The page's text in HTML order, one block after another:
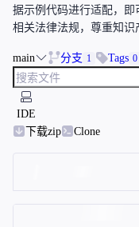
据示例代码进行适配，
相关法律法规，尊重知识
main 分支 1 Tags 0
IDE
下载zip
Clone